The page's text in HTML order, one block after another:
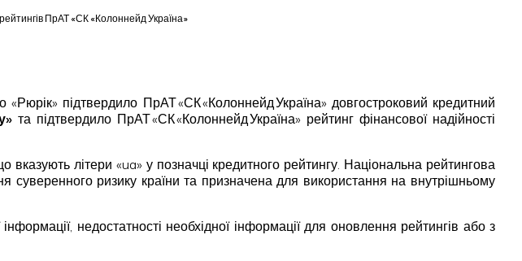
ПрАТ «СК «Колоннейд Україна»
підтвердило ПрАТ «СК «Колоннейд Україна» довгостроковий кредитний
» та підтвердило ПрАТ «СК «Колоннейд Україна» рейтинг фінансової надійності
літери «ua» у позначці кредитного рейтингу. Національна рейтингова
суверенного ризику країни та призначена для використання на внутрішньому
недостатності необхідної інформації для оновлення рейтингів або з